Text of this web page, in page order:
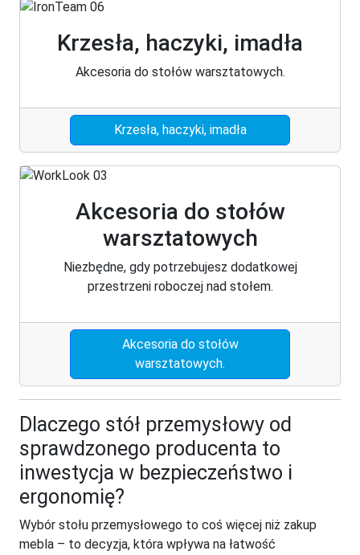
Krzesła, haczyki, imadła
Akcesoria do stołów warsztatowych.
Krzesła, haczyki, imadła
Akcesoria do stołów
warsztatowych
Niezbędne, gdy potrzebujesz dodatkowej
przestrzeni roboczej nad stołem.
Akcesoria do stołów
warsztatowych.
Dlaczego stół przemysłowy od
sprawdzonego producenta to
inwestycja w bezpieczeństwo i
ergonomię?
Wybór stołu przemysłowego to coś więcej niż zakup
mebla – to decyzja, która wpływa na łatwość